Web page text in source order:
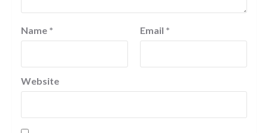
Name * Email *
Website